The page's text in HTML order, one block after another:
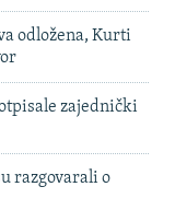
odložena, Kurti
zajednički
razgovarali o